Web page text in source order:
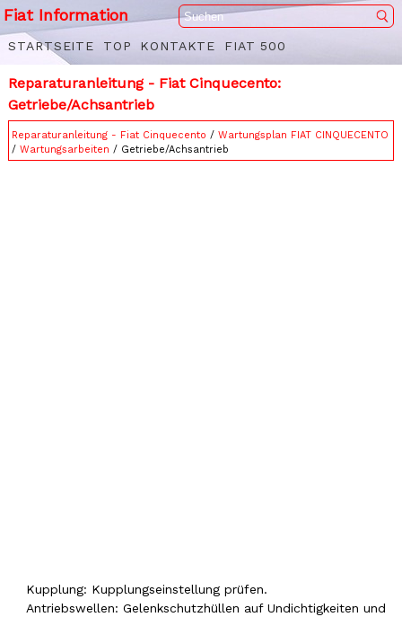
Fiat Information
STARTSEITE TOP KONTAKTE FIAT 500
Reparaturanleitung - Fiat Cinquecento:
Getriebe/Achsantrieb
Reparaturanleitung - Fiat Cinquecento / Wartungsplan FIAT CINQUECENTO
/ Wartungsarbeiten / Getriebe/Achsantrieb
Kupplung: Kupplungseinstellung prüfen.
Antriebswellen: Gelenkschutzhüllen auf Undichtigkeiten und